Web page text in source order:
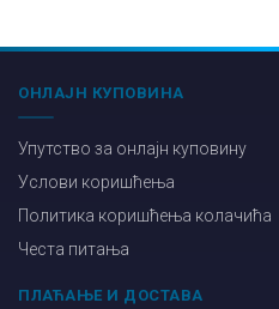
ОНЛАЈН КУПОВИНА
Упутство за онлајн куповину
Услови коришћења
Политика коришћења колачића
Честа питања
ПЛАЋАЊЕ И ДОСТАВА